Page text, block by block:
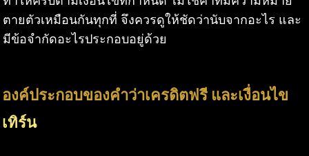
ตายตัวเหมือนกันทุกที่ จึงควรดูให้ชัดว่านับจากอะไร และ
มีข้อจำกัดอะไรประกอบอยู่ด้วย
องค์ประกอบของคำว่าเครดิตฟรี และเงื่อนไข
เทิร์น